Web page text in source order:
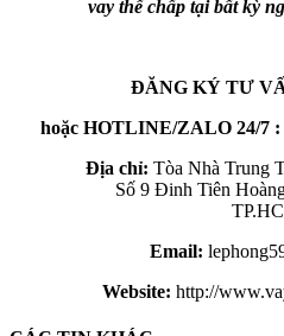
vay thế chấp tại bất kỳ
ĐĂNG KÝ TƯ
hoặc HOTLINE/ZALO 24/7 :
Địa chỉ: Tòa Nhà Trung
Số 9 Đinh Tiên Hoàng,
Email:
Website: http://